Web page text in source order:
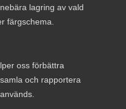
lagring av vald
färgschema.
oss förbättra
och rapportera